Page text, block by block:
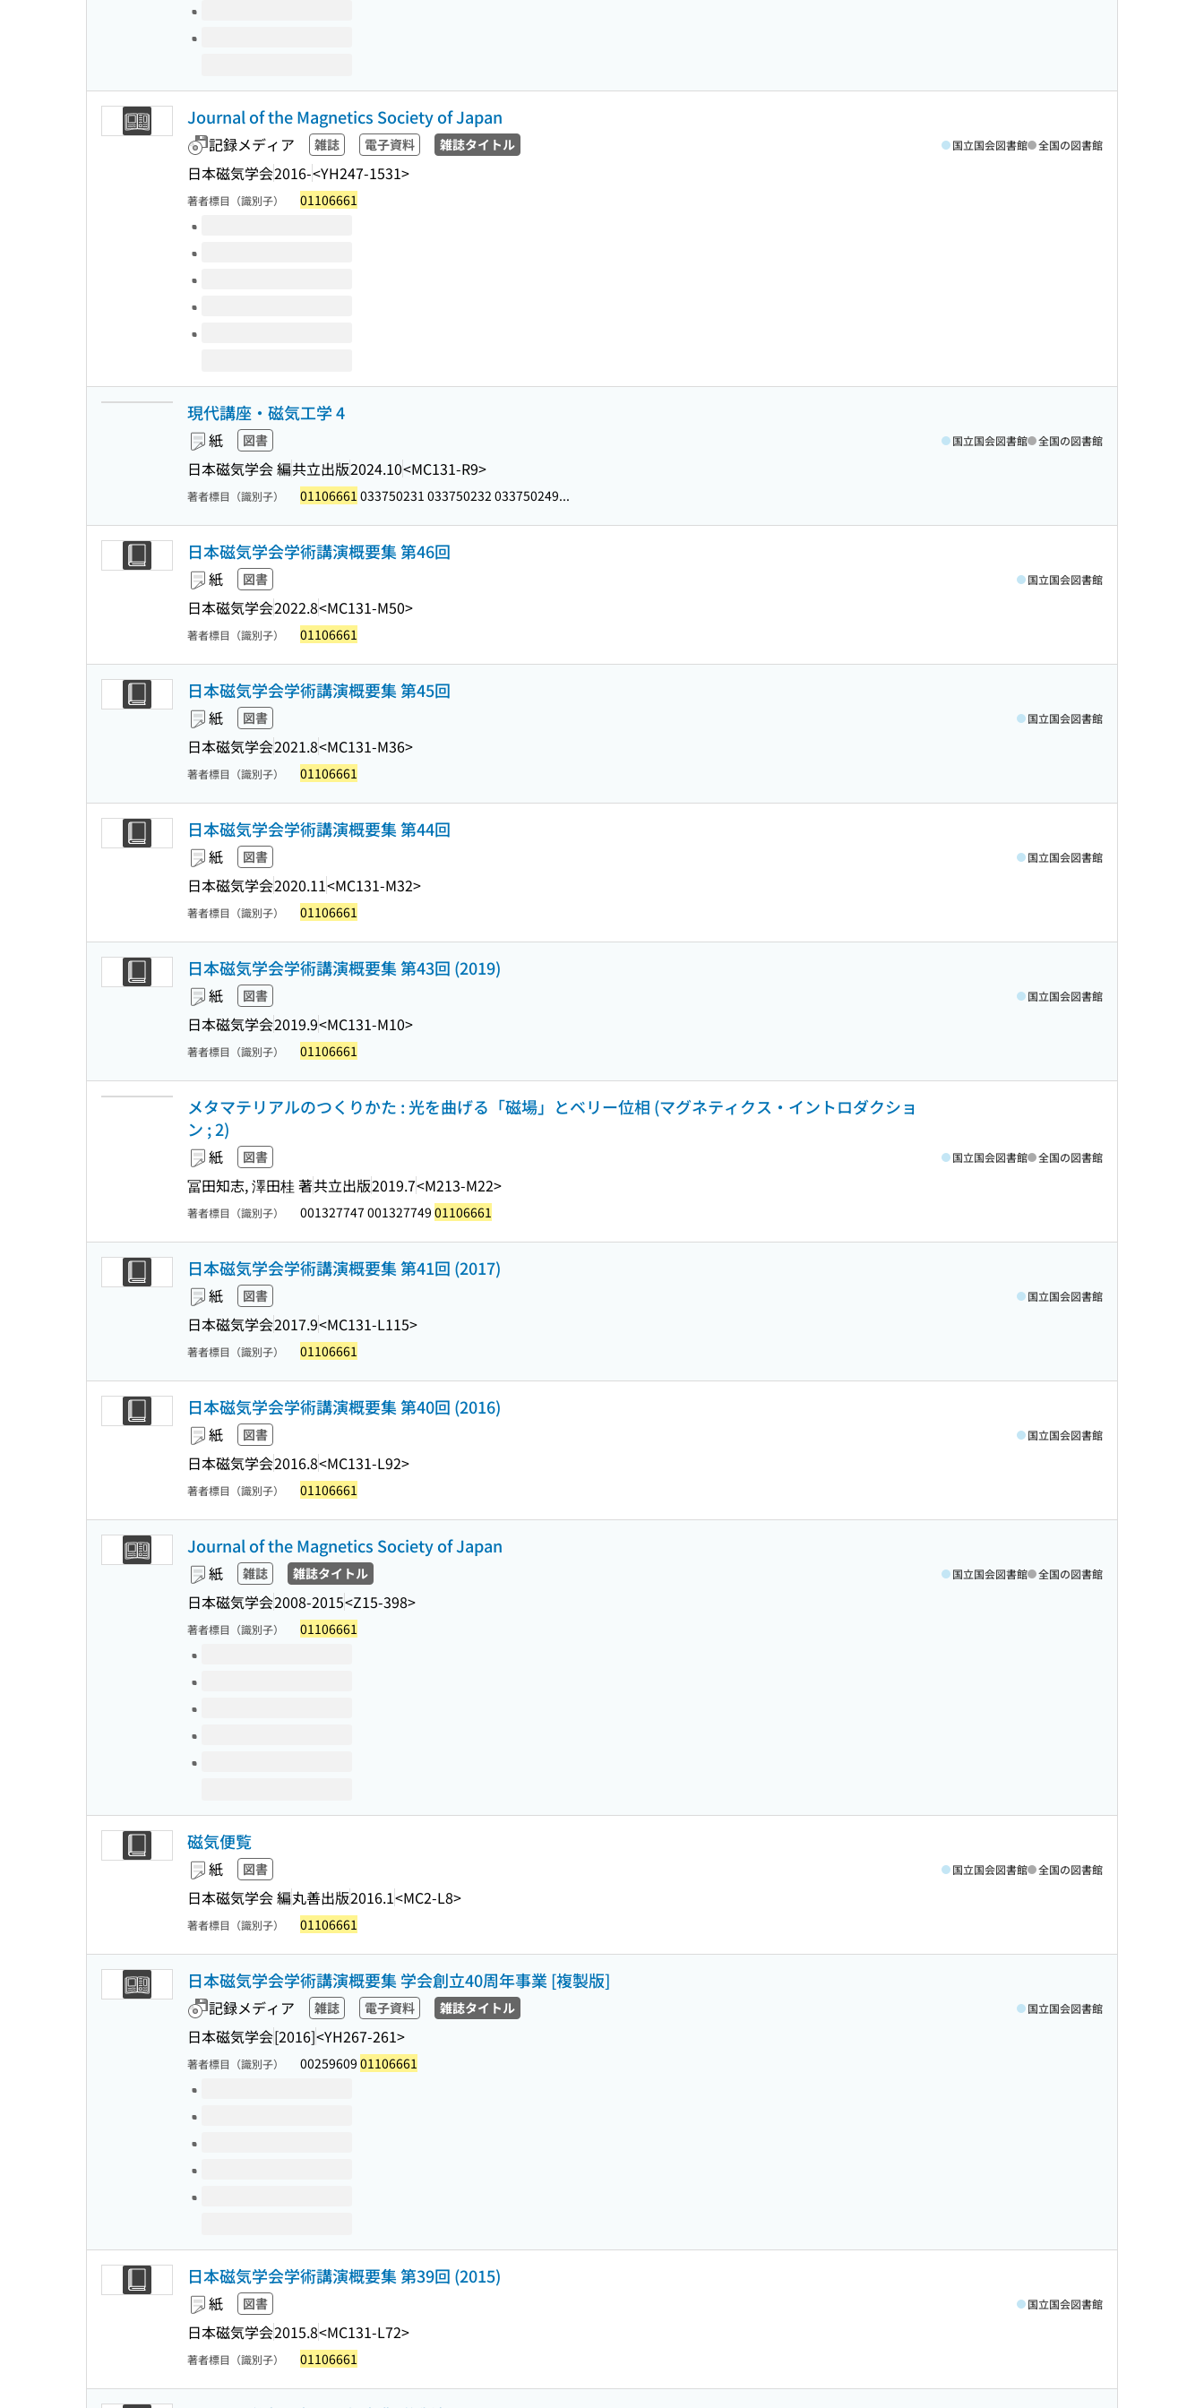
Journal of the Magnetics Society of Japan
記録メディア 雑誌 電子資料 雑誌タイトル
日本磁気学会2016-<YH247-1531>
国立国会図書館 全国の図書館
著者標目（識別子） 01106661
このタイトルの巻号
現代講座・磁気工学 4
紙 図書
日本磁気学会 編共立出版2024.10<MC131-R9>
国立国会図書館 全国の図書館
著者標目（識別子） 01106661 033750231 033750232 033750249...
日本磁気学会学術講演概要集 第46回
紙 図書
日本磁気学会2022.8<MC131-M50>
国立国会図書館
著者標目（識別子） 01106661
日本磁気学会学術講演概要集 第45回
紙 図書
日本磁気学会2021.8<MC131-M36>
国立国会図書館
著者標目（識別子） 01106661
日本磁気学会学術講演概要集 第44回
紙 図書
日本磁気学会2020.11<MC131-M32>
国立国会図書館
著者標目（識別子） 01106661
日本磁気学会学術講演概要集 第43回 (2019)
紙 図書
日本磁気学会2019.9<MC131-M10>
国立国会図書館
著者標目（識別子） 01106661
メタマテリアルのつくりかた : 光を曲げる「磁場」とベリー位相 (マグネティクス・イントロダクショ
ン ; 2)
紙 図書
冨田知志, 澤田桂 著共立出版2019.7<M213-M22>
国立国会図書館 全国の図書館
著者標目（識別子） 001327747 001327749 01106661
日本磁気学会学術講演概要集 第41回 (2017)
紙 図書
日本磁気学会2017.9<MC131-L115>
国立国会図書館
著者標目（識別子） 01106661
日本磁気学会学術講演概要集 第40回 (2016)
紙 図書
日本磁気学会2016.8<MC131-L92>
国立国会図書館
著者標目（識別子） 01106661
Journal of the Magnetics Society of Japan
紙 雑誌 雑誌タイトル
日本磁気学会2008-2015<Z15-398>
国立国会図書館 全国の図書館
著者標目（識別子） 01106661
このタイトルの巻号
磁気便覧
紙 図書
日本磁気学会 編丸善出版2016.1<MC2-L8>
国立国会図書館 全国の図書館
著者標目（識別子） 01106661
日本磁気学会学術講演概要集 学会創立40周年事業 [複製版]
記録メディア 雑誌 電子資料 雑誌タイトル
日本磁気学会[2016]<YH267-261>
国立国会図書館
著者標目（識別子） 00259609 01106661
このタイトルの巻号
日本磁気学会学術講演概要集 第39回 (2015)
紙 図書
日本磁気学会2015.8<MC131-L72>
国立国会図書館
著者標目（識別子） 01106661